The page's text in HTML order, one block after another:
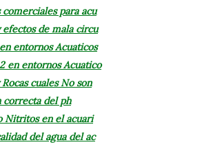
comerciales para acu
de mala circu
entornos Acuaticos
en entornos Acuatico
cuales No son
correcta del ph
Nitritos en el acuari
del agua del ac